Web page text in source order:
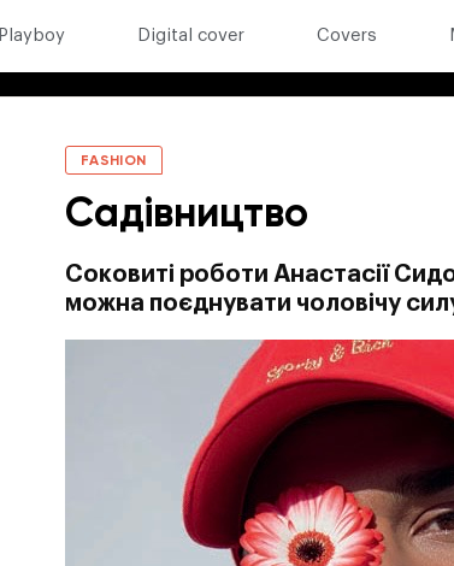
Playboy Digital cover Covers
FASHION
Садівництво
Соковиті роботи Анастасії
можна поєднувати чоловічу